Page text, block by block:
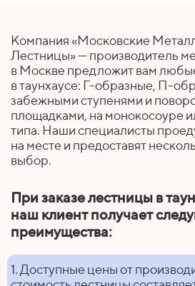
Компания «Московские
Лестницы» — производитель
в Москве предложит вам
в таунхаусе: Г-образные, П-
забежными ступенями и
площадками, на монокосоуре
типа. Наши специалисты
на месте и предоставят
выбор.
При заказе лестницы в
наш клиент получает
преимущества:
1. Доступные цены от